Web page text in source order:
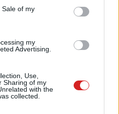
of my
my
Advertising.
Use,
Sharing of my
with the
collected.